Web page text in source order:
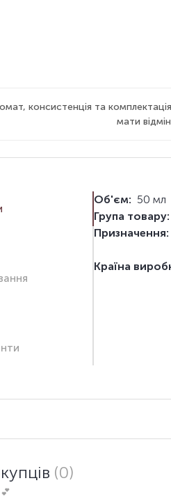
консистенція та
мати
Об'єм: 50 мл
Група товару:
Призначення:
Країна
(0)